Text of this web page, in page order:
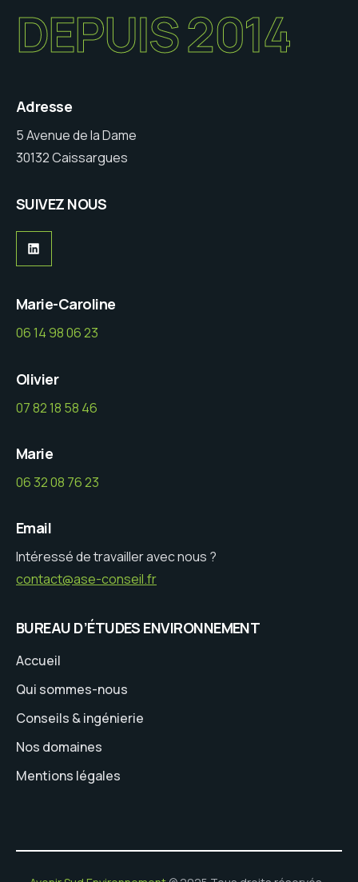
DEPUIS 2014
Adresse
5 Avenue de la Dame
30132 Caissargues
SUIVEZ NOUS
LinkedIn
Marie-Caroline
06 14 98 06 23
Olivier
07 82 18 58 46
Marie
06 32 08 76 23
Email
Intéressé de travailler avec nous ?
contact@ase-conseil.fr
BUREAU D’ÉTUDES ENVIRONNEMENT
Accueil
Qui sommes-nous
Conseils & ingénierie
Nos domaines
Mentions légales